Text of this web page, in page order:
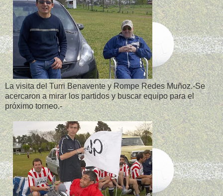
La visita del Turri Benavente y Rompe Redes Muñoz.-Se
acercaron a mirar los partidos y buscar equipo para el
próximo torneo.-